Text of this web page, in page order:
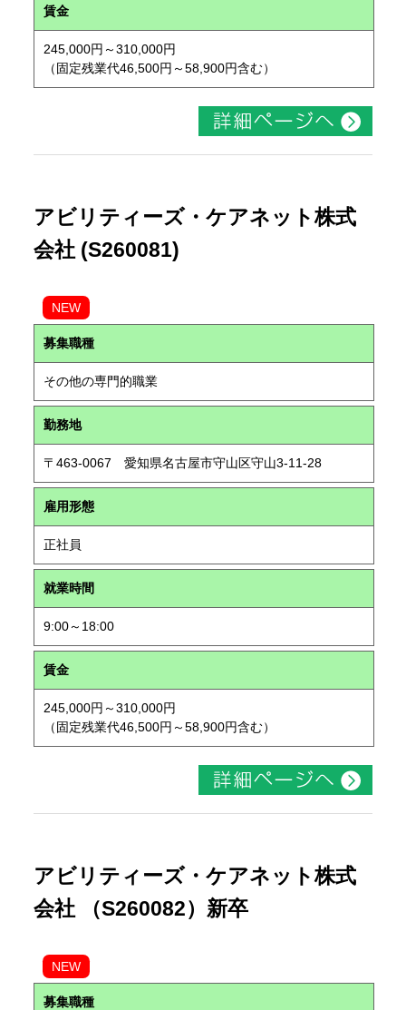
賃金
245,000円～310,000円
（固定残業代46,500円～58,900円含む）
アビリティーズ・ケアネット株式
会社 (S260081)
NEW
募集職種
その他の専門的職業
勤務地
〒463-0067 愛知県名古屋市守山区守山3-11-28
雇用形態
正社員
就業時間
9:00～18:00
賃金
245,000円～310,000円
（固定残業代46,500円～58,900円含む）
アビリティーズ・ケアネット株式
会社 （S260082）新卒
NEW
募集職種